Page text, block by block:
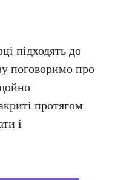
підходять до
поговоримо про
протягом
і